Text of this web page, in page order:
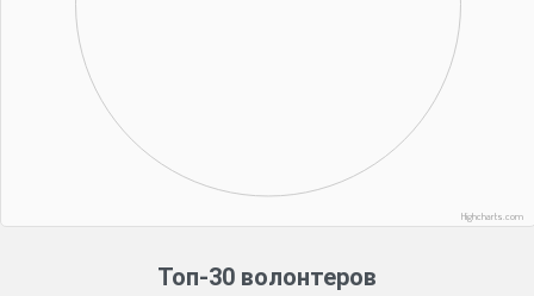
Highcharts.com
Топ-30 волонтеров